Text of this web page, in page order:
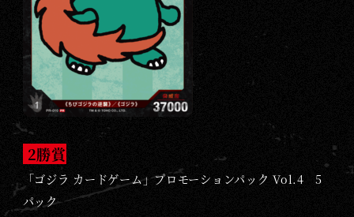
2勝賞
「ゴジラ カードゲーム」プロモーションパック Vol.4 5
パック